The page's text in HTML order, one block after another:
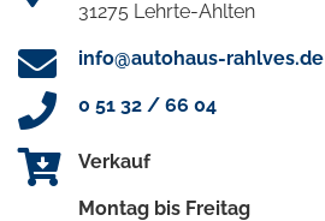
31275 Lehrte-Ahlten
info@autohaus-rahlves.de
0 51 32 / 66 04
Verkauf
Montag bis Freitag